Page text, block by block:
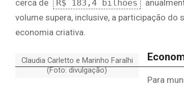
cerca de
R$ 183,4 bilhões
volume supera, inclusive, a participação
economia criativa.
Claudia Carletto e Marinho Faralhi
(Foto: divulgação)
Para